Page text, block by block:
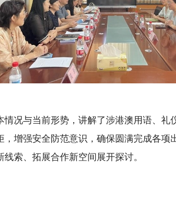
况与当前形势，讲解了涉港澳用语、
增强安全防范意识，确保圆满完成各
索、拓展合作新空间展开探讨。